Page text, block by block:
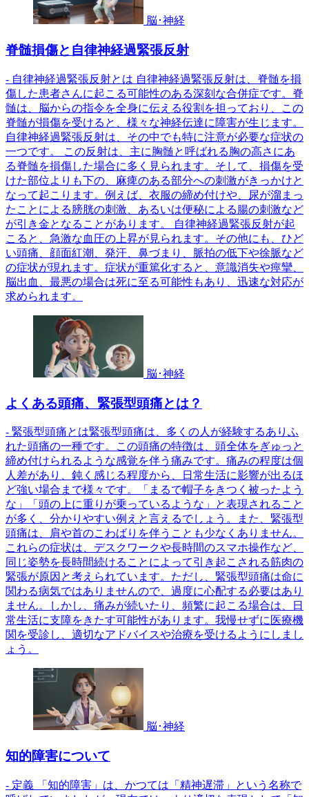
脳･神経
脊髄損傷と自律神経過緊張反射
- 自律神経過緊張反射とは 自律神経過緊張反射は、脊髄を損
傷した患者さんに起こる可能性のある深刻な合併症です。脊
髄は、脳からの指令を全身に伝える役割を担っており、この
脊髄が損傷を受けると、様々な神経伝達に障害が生じます。
自律神経過緊張反射は、その中でも特に注意が必要な症状の
一つです。 この反射は、主に胸髄と呼ばれる胸の高さにあ
る脊髄を損傷した場合に多く見られます。そして、損傷を受
けた部位よりも下の、麻痺のある部分への刺激がきっかけと
なって起こります。例えば、衣服の締め付けや、尿が溜まっ
たことによる膀胱の刺激、あるいは便秘による腸の刺激など
が引き金となることがあります。 自律神経過緊張反射が起
こると、急激な血圧の上昇が見られます。その他にも、ひど
い頭痛、顔面紅潮、発汗、鼻づまり、脈拍の低下や徐脈など
の症状が現れます。症状が重篤化すると、意識消失や痙攣、
脳出血、最悪の場合は死に至る可能性もあり、迅速な対応が
求められます。
脳･神経
よくある頭痛、緊張型頭痛とは？
- 緊張型頭痛とは緊張型頭痛は、多くの人が経験するありふ
れた頭痛の一種です。この頭痛の特徴は、頭全体をぎゅっと
締め付けられるような感覚を伴う痛みです。痛みの程度は個
人差があり、鈍く感じる程度から、日常生活に影響が出るほ
ど強い場合まで様々です。「まるで帽子をきつく被ったよう
な」「頭の上に重りが乗っているような」と表現されること
が多く、分かりやすい例えと言えるでしょう。また、緊張型
頭痛は、肩や首のこわばりを伴うことも少なくありません。
これらの症状は、デスクワークや長時間のスマホ操作など、
同じ姿勢を長時間続けることによって引き起こされる筋肉の
緊張が原因と考えられています。ただし、緊張型頭痛は命に
関わる病気ではありませんので、過度に心配する必要はあり
ません。しかし、痛みが続いたり、頻繁に起こる場合は、日
常生活に支障をきたす可能性があります。我慢せずに医療機
関を受診し、適切なアドバイスや治療を受けるようにしまし
ょう。
脳･神経
知的障害について
- 定義 「知的障害」は、かつては「精神遅滞」という名称で